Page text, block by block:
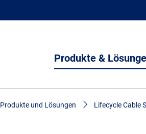
Produkte &
Produkte und Lösungen Lifecycle Cable